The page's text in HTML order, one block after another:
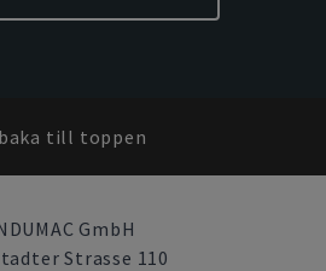
till toppen
GmbH
Strasse 110